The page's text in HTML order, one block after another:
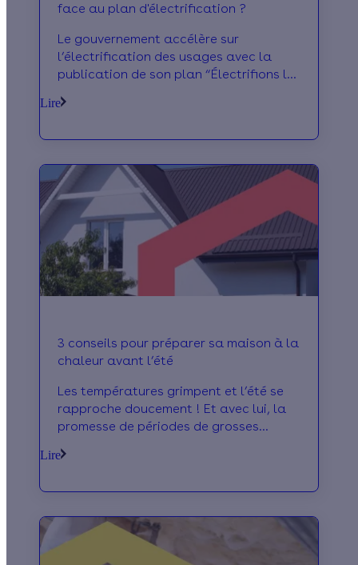
face au plan d'électrification ?
Le gouvernement accélère sur
l’électrification des usages avec la
publication de son plan “Électrifions la
massivement la consommation des
nombreuses mesures vont être mises en
œuvre prochainement dans le
transport et le logement, et auront un
impact pour les professionnels du BTP.
Nouvelles règles, opportunités : on fait
le tour.
Lire
3 conseils pour préparer sa maison à la
chaleur avant l’été
Les températures grimpent et l’été se
rapproche doucement ! Et avec lui, la
promesse de périodes de grosses
confortable pendant toute la période
faire les bons choix pour sa maison. On
vous donne nos 3 conseils pour passer
l'été au frais.
Lire